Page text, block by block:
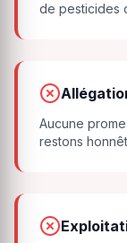
de pesticides
Aucune
restons